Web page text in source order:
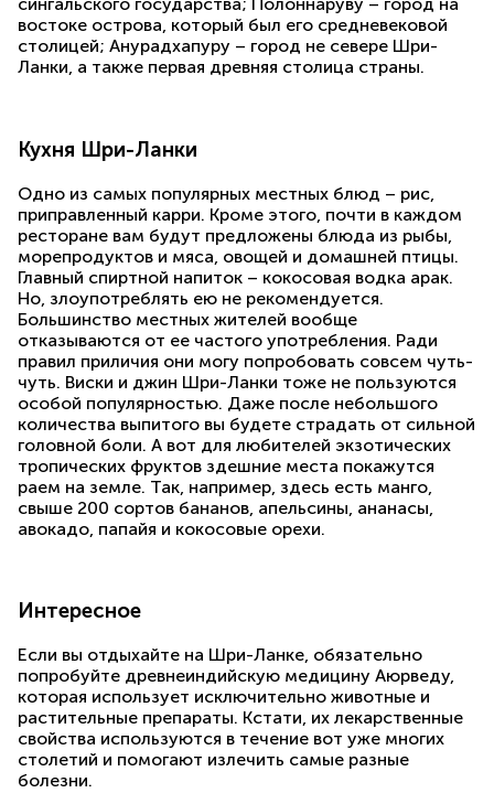
востоке острова, который был его средневековой
столицей; Анурадхапуру – город не севере Шри-
Ланки, а также первая древняя столица страны.
Кухня Шри-Ланки
Одно из самых популярных местных блюд – рис,
приправленный карри. Кроме этого, почти в каждом
ресторане вам будут предложены блюда из рыбы,
морепродуктов и мяса, овощей и домашней птицы.
Главный спиртной напиток – кокосовая водка арак.
Но, злоупотреблять ею не рекомендуется.
Большинство местных жителей вообще
отказываются от ее частого употребления. Ради
правил приличия они могу попробовать совсем чуть-
чуть. Виски и джин Шри-Ланки тоже не пользуются
особой популярностью. Даже после небольшого
количества выпитого вы будете страдать от сильной
головной боли. А вот для любителей экзотических
тропических фруктов здешние места покажутся
раем на земле. Так, например, здесь есть манго,
свыше 200 сортов бананов, апельсины, ананасы,
авокадо, папайя и кокосовые орехи.
Интересное
Если вы отдыхайте на Шри-Ланке, обязательно
попробуйте древнеиндийскую медицину Аюрведу,
которая использует исключительно животные и
растительные препараты. Кстати, их лекарственные
свойства используются в течение вот уже многих
столетий и помогают излечить самые разные
болезни.